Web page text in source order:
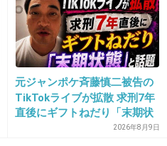
ラで返せるから大丈
-2
元ジャンポケ斉藤慎二被告の
TikTokライブが拡散 求刑7年
直後にギフトねだり「末期状
2026年8月9日